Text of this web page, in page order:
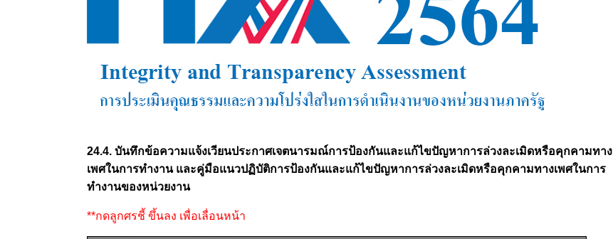
24.4. บันทึกข้อความแจ้งเวียนประกาศเจตนารมณ์การป้องกันและแก้ไขปัญหาการล่วงละเมิดหรือคุกคามทาง
เพศในการทำงาน และคู่มือแนวปฏิบัติการป้องกันและแก้ไขปัญหาการล่วงละเมิดหรือคุกคามทางเพศในการ
ทำงานของหน่วยงาน
**กดลูกศรชี้ ขึ้นลง เพื่อเลื่อนหน้า